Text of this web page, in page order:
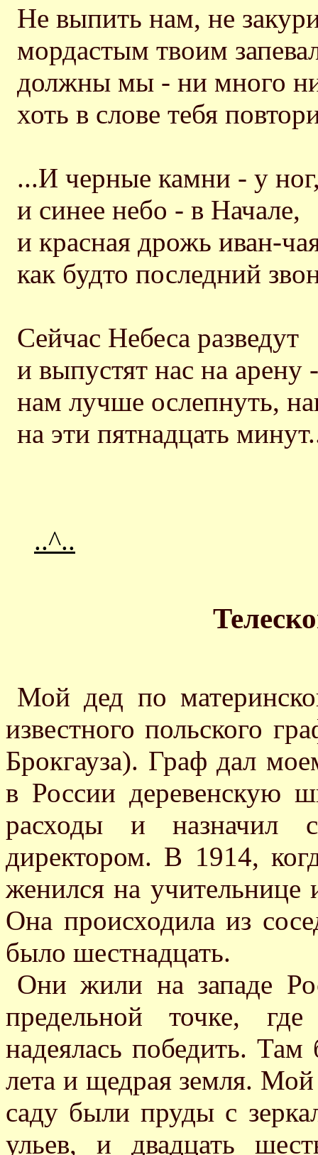
Не выпить нам, не
мордастым твоим
должны мы - ни много
хоть в слове тебя
...И черные камни - у
и синее небо - в Начале,
и красная дрожь иван-
как будто последний
Сейчас Небеса разведут
и выпустят нас на арену -
нам лучше ослепнуть,
на эти пятнадцать
..^..
Мой дед по
известного польского
Брокгауза). Граф дал
в России деревенскую
расходы и назначил
директором. В 1914,
женился на
Она происходила из
было шестнадцать.
Они жили на западе
предельной точке,
надеялась победить.
лета и щедрая земля.
саду были пруды с
ульев, и двадцать